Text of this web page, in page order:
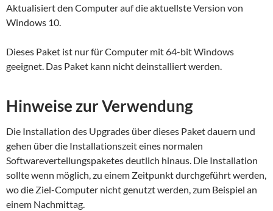
Aktualisiert den Computer auf die aktuellste Version von
Windows 10.
Dieses Paket ist nur für Computer mit 64-bit Windows
geeignet. Das Paket kann nicht deinstalliert werden.
Hinweise zur Verwendung
Die Installation des Upgrades über dieses Paket dauern und
gehen über die Installationszeit eines normalen
Softwareverteilungspaketes deutlich hinaus. Die Installation
sollte wenn möglich, zu einem Zeitpunkt durchgeführt werden,
wo die Ziel-Computer nicht genutzt werden, zum Beispiel an
einem Nachmittag.